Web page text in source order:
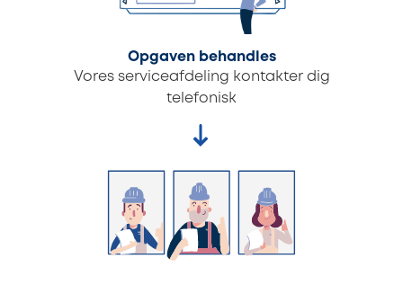
Opgaven behandles
Vores serviceafdeling kontakter dig
telefonisk